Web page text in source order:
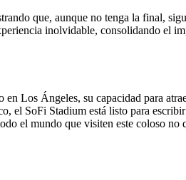
que, aunque no tenga la final,
inolvidable, consolidando el
Los Ángeles, su capacidad para
el SoFi Stadium está listo para
el mundo que visiten este coloso no